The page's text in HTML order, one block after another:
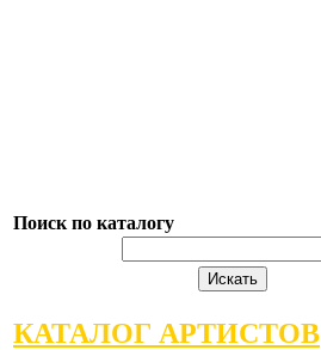
Поиск по каталогу
КАТАЛОГ АРТИСТОВ